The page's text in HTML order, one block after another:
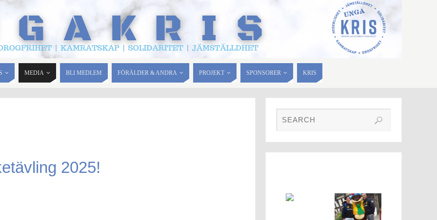
MEDIA BLI MEDLEM FÖRÄLDER & ANDRA PROJEKT SPONSORER KRIS
2025!